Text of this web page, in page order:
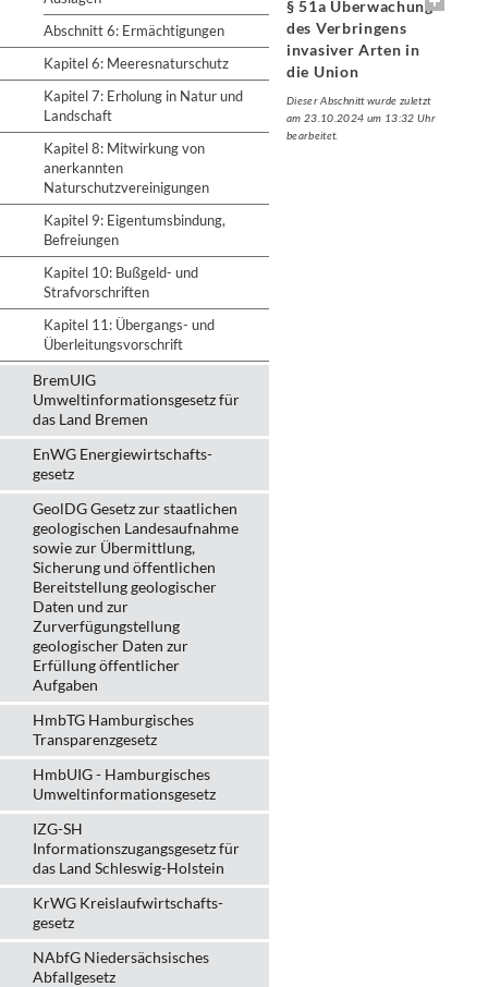
Abschnitt 6: Ermächtigungen
Kapitel 6: Meeresnaturschutz
Kapitel 7: Erholung in Natur und
Landschaft
Kapitel 8: Mitwirkung von
anerkannten
Naturschutzvereinigungen
Kapitel 9: Eigentumsbindung,
Befreiungen
Kapitel 10: Bußgeld- und
Strafvorschriften
Kapitel 11: Übergangs- und
Überleitungsvorschrift
BremUIG
Umweltinformationsgesetz für
das Land Bremen
EnWG Energiewirtschafts-
gesetz
GeolDG Gesetz zur staatlichen
geologischen Landesaufnahme
sowie zur Übermittlung,
Sicherung und öffentlichen
Bereitstellung geologischer
Daten und zur
Zurverfügungstellung
geologischer Daten zur
Erfüllung öffentlicher
Aufgaben
HmbTG Hamburgisches
Transparenzgesetz
HmbUIG - Hamburgisches
Umweltinformationsgesetz
IZG-SH
Informationszugangsgesetz für
das Land Schleswig-Holstein
KrWG Kreislaufwirtschafts­
gesetz
NAbfG Niedersächsisches
Abfallgesetz
§ 51a Überwachung
des Verbringens
invasiver Arten in
die Union
Dieser Abschnitt wurde zuletzt
am 23.10.2024 um 13:32 Uhr
bearbeitet.